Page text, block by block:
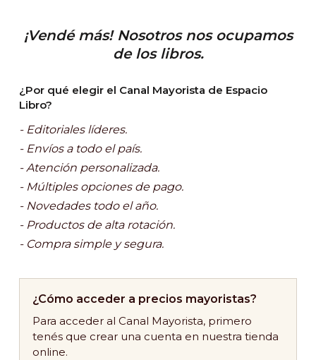
¡Vendé más! Nosotros nos ocupamos
de los libros.
¿Por qué elegir el Canal Mayorista de Espacio
Libro?
- Editoriales líderes.
- Envíos a todo el país.
- Atención personalizada.
- Múltiples opciones de pago.
- Novedades todo el año.
- Productos de alta rotación.
- Compra simple y segura.
¿Cómo acceder a precios mayoristas?
Para acceder al Canal Mayorista, primero
tenés que crear una cuenta en nuestra tienda
online.